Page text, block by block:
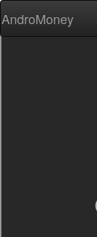
AndroMoney